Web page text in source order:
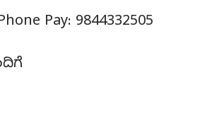
Pay: 9844332505